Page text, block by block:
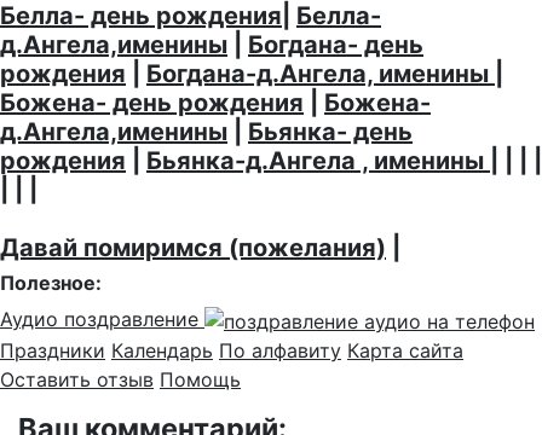
Белла- день рождения Белла-
д.Ангела,именины
Богдана- день
рождения
Богдана-д.Ангела, именины
Божена- день рождения
Божена-
д.Ангела,именины
Бьянка- день
рождения
Бьянка-д.Ангела , именины
Давай помиримся (пожелания)
Полезное:
Аудио поздравление
Праздники Календарь По алфавиту Карта сайта
Оставить отзыв Помощь